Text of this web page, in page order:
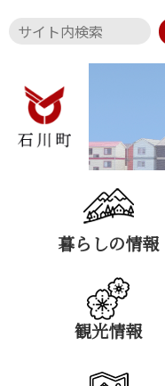
暮らしの情報
観光情報